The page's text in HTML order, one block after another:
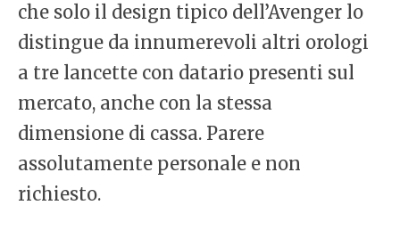
che solo il design tipico dell’Avenger lo
distingue da innumerevoli altri orologi
a tre lancette con datario presenti sul
mercato, anche con la stessa
dimensione di cassa. Parere
assolutamente personale e non
richiesto.